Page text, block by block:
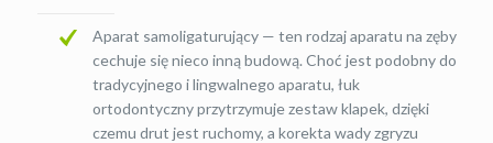
Aparat samoligaturujący — ten rodzaj aparatu na zęby
cechuje się nieco inną budową. Choć jest podobny do
tradycyjnego i lingwalnego aparatu, łuk
ortodontyczny przytrzymuje zestaw klapek, dzięki
czemu drut jest ruchomy, a korekta wady zgryzu